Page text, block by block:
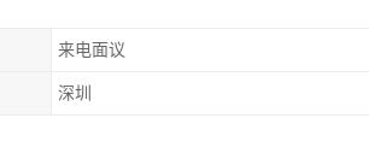
来电面议
深圳